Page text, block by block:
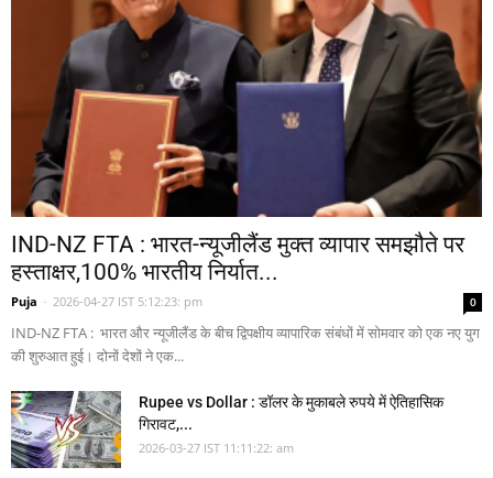
IND-NZ FTA : भारत-न्यूजीलैंड मुक्त व्यापार समझौते पर
हस्ताक्षर,100% भारतीय निर्यात...
Puja - 2026-04-27 IST 5:12:23: pm 0
IND-NZ FTA : भारत और न्यूजीलैंड के बीच द्विपक्षीय व्यापारिक संबंधों में सोमवार को एक नए युग
की शुरुआत हुई। दोनों देशों ने एक...
Rupee vs Dollar : डॉलर के मुकाबले रुपये में ऐतिहासिक
गिरावट,...
2026-03-27 IST 11:11:22: am